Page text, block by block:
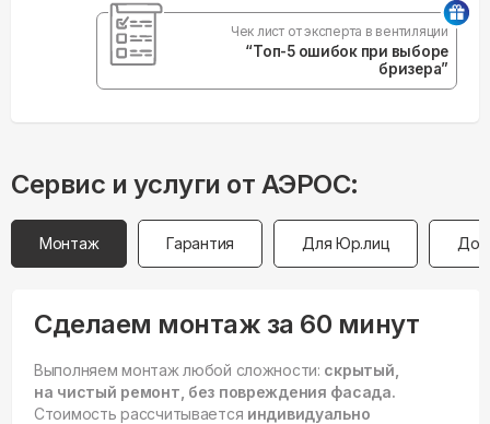
Чек лист от эксперта в вентиляции
“Топ-5 ошибок при выборе
бризера”
Сервис и услуги от АЭРОС:
Монтаж Гарантия Для Юр.лиц
Сделаем монтаж за 60 минут
Выполняем монтаж любой сложности: скрытый,
на чистый ремонт, без повреждения фасада.
Стоимость рассчитывается индивидуально